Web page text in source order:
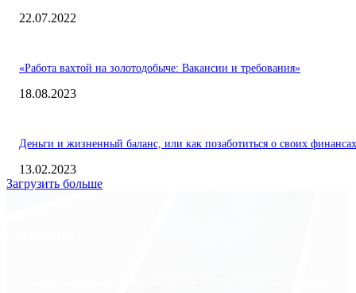
22.07.2022
«Работа вахтой на золотодобыче: Вакансии и требования»
18.08.2023
Деньги и жизненный баланс, или как позаботиться о своих финансах
13.02.2023
Загрузить больше